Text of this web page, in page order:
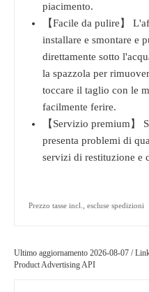
piacimento.
【Facile da pulire】
installare e smontare e
direttamente sotto
la spazzola per
toccare il taglio con le
facilmente ferire.
【Servizio premium】
presenta problemi di
servizi di restituzione e
Prezzo tasse incl., escluse spedizioni
Ultimo aggiornamento 2026-08-07 /
Product Advertising API